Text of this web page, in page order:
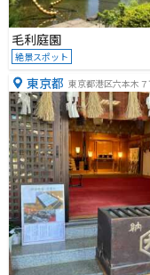
毛利庭園
絶景スポット
東京都 東京都港区六本木７
−５